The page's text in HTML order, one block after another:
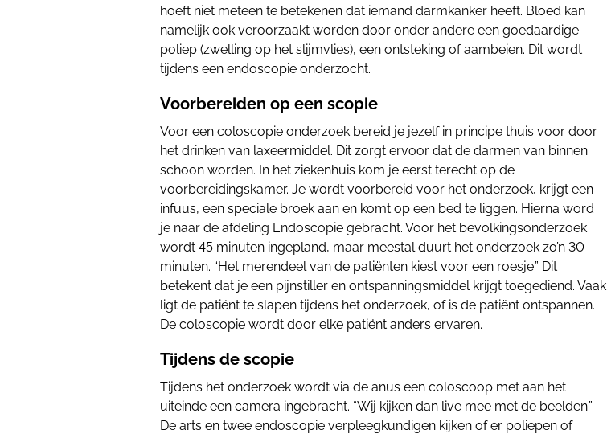
hoeft niet meteen te betekenen dat iemand darmkanker heeft. Bloed kan
namelijk ook veroorzaakt worden door onder andere een goedaardige
poliep (zwelling op het slijmvlies), een ontsteking of aambeien. Dit wordt
tijdens een endoscopie onderzocht.
Voorbereiden op een scopie
Voor een coloscopie onderzoek bereid je jezelf in principe thuis voor door
het drinken van laxeermiddel. Dit zorgt ervoor dat de darmen van binnen
schoon worden. In het ziekenhuis kom je eerst terecht op de
voorbereidingskamer. Je wordt voorbereid voor het onderzoek, krijgt een
infuus, een speciale broek aan en komt op een bed te liggen. Hierna word
je naar de afdeling Endoscopie gebracht. Voor het bevolkingsonderzoek
wordt 45 minuten ingepland, maar meestal duurt het onderzoek zo’n 30
minuten. “Het merendeel van de patiënten kiest voor een roesje.” Dit
betekent dat je een pijnstiller en ontspanningsmiddel krijgt toegediend. Vaak
ligt de patiënt te slapen tijdens het onderzoek, of is de patiënt ontspannen.
De coloscopie wordt door elke patiënt anders ervaren.
Tijdens de scopie
Tijdens het onderzoek wordt via de anus een coloscoop met aan het
uiteinde een camera ingebracht. “Wij kijken dan live mee met de beelden.”
De arts en twee endoscopie verpleegkundigen kijken of er poliepen of